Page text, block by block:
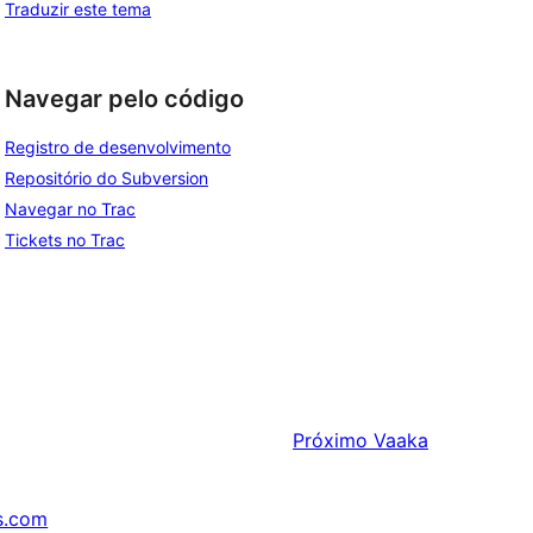
Traduzir este tema
Navegar pelo código
Registro de desenvolvimento
Repositório do Subversion
Navegar no Trac
Tickets no Trac
Próximo Vaaka